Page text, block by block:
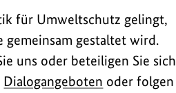
für Umweltschutz gelingt,
gemeinsam gestaltet wird.
uns oder beteiligen Sie sich
Dialogangeboten oder folgen